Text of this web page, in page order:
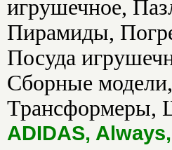
игрушечное,
Пирамиды,
Посуда
Сборные
Трансформеры,
ADIDAS,